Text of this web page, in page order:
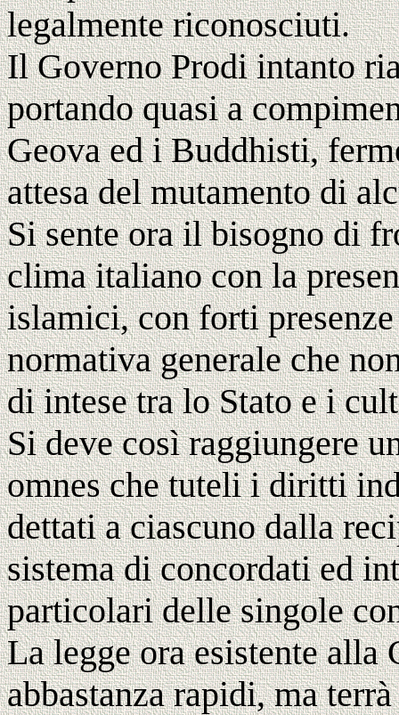
legalmente riconosciuti.
Il Governo Prodi intanto
portando quasi a
Geova ed i Buddhisti,
attesa del mutamento di
Si sente ora il bisogno di
clima italiano con la
islamici, con forti
normativa generale che
di intese tra lo Stato e i
Si deve così raggiungere
omnes che tuteli i diritti
dettati a ciascuno dalla
sistema di concordati ed
particolari delle singole
La legge ora esistente alla
abbastanza rapidi, ma